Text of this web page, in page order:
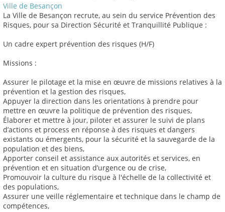
Ville de Besançon
La Ville de Besançon recrute, au sein du service Prévention des
Risques, pour sa Direction Sécurité et Tranquillité Publique :
Un cadre expert prévention des risques (H/F)
Missions :
Assurer le pilotage et la mise en œuvre de missions relatives à la
prévention et la gestion des risques,
Appuyer la direction dans les orientations à prendre pour
mettre en œuvre la politique de prévention des risques,
Élaborer et mettre à jour, piloter et assurer le suivi de plans
d’actions et process en réponse à des risques et dangers
existants ou émergents, pour la sécurité et la sauvegarde de la
population et des biens,
Apporter conseil et assistance aux autorités et services, en
prévention et en situation d’urgence ou de crise,
Promouvoir la culture du risque à l'échelle de la collectivité et
des populations,
Assurer une veille réglementaire et technique dans le champ de
compétences,